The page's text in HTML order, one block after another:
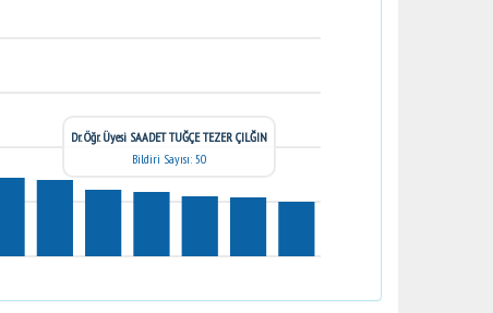
Dr. Öğr. Üyesi SAADET TUĞÇE TEZER ÇILĞIN
Bildiri Sayısı: 50